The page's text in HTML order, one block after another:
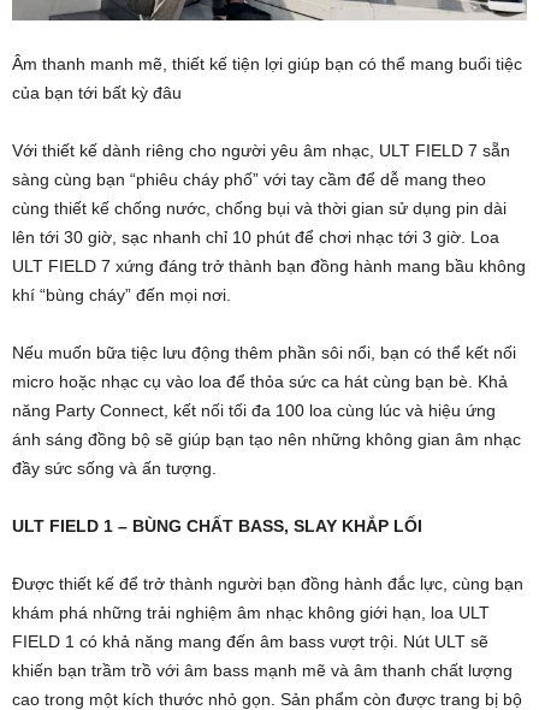
Âm thanh manh mẽ, thiết kế tiện lợi giúp bạn có thể mang buổi tiệc
của bạn tới bất kỳ đâu
Với thiết kế dành riêng cho người yêu âm nhạc, ULT FIELD 7 sẵn
sàng cùng bạn “phiêu cháy phố” với tay cầm để dễ mang theo
cùng thiết kế chống nước, chống bụi và thời gian sử dụng pin dài
lên tới 30 giờ, sạc nhanh chỉ 10 phút để chơi nhạc tới 3 giờ. Loa
ULT FIELD 7 xứng đáng trở thành bạn đồng hành mang bầu không
khí “bùng cháy” đến mọi nơi.
Nếu muốn bữa tiệc lưu động thêm phần sôi nổi, bạn có thể kết nối
micro hoặc nhạc cụ vào loa để thỏa sức ca hát cùng bạn bè. Khả
năng Party Connect, kết nối tối đa 100 loa cùng lúc và hiệu ứng
ánh sáng đồng bộ sẽ giúp bạn tạo nên những không gian âm nhạc
đầy sức sống và ấn tượng.
ULT FIELD 1 – BÙNG CHẤT BASS, SLAY KHẮP LỐI
Được thiết kế để trở thành người bạn đồng hành đắc lực, cùng bạn
khám phá những trải nghiệm âm nhạc không giới hạn, loa ULT
FIELD 1 có khả năng mang đến âm bass vượt trội. Nút ULT sẽ
khiến bạn trầm trồ với âm bass mạnh mẽ và âm thanh chất lượng
cao trong một kích thước nhỏ gọn. Sản phẩm còn được trang bị bộ